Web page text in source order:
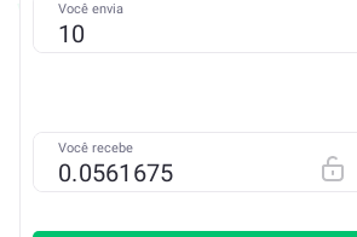
Você envia
Você recebe